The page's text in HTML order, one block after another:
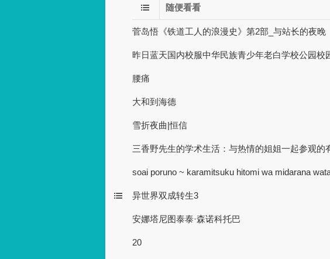
随便看看
菅岛悟《铁道工人的浪漫史》第2部_与站长的夜晚
昨日蓝天国内校服中华民族青少年老白学校公园校
腰痛
大和到海德
雪折夜曲|恒信
三香野先生的学术生活：与热情的姐姐一起参观的
soai poruno ~ karamitsuku hitomi wa midarana
异世界双成转生3
安娜塔尼图泰泰·森诺科托巴
20